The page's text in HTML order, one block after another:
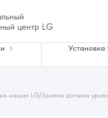
центр LG
Установка
машин LG/Замена датчика